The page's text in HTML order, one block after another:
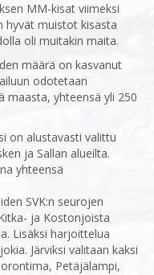
MM-kisat viimeksi
hyvät muistot kisasta
oli muitakin maita.
määrä on kasvanut
odotetaan
maasta, yhteensä yli 250
on alustavasti valittu
ja Sallan alueilta.
yhteensä
SVK:n seurojen
ja Kostonjoista
Lisäksi harjoittelua
Järviksi valitaan kaksi
Petäjälampi,